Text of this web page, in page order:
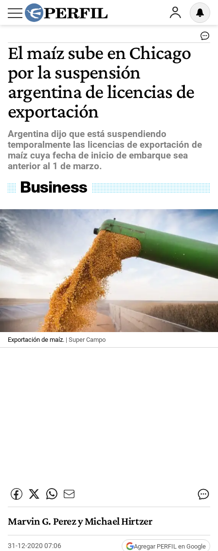
El maíz sube en Chicago
por la suspensión
argentina de licencias de
exportación
Argentina dijo que está suspendiendo
temporalmente las licencias de exportación de
maíz cuya fecha de inicio de embarque sea
anterior al 1 de marzo.
Exportación de maíz. | Super Campo
Marvin G. Perez y Michael Hirtzer
31-12-2020 07:06 Agregar PERFIL en Google